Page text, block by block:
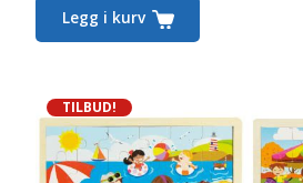
Legg i kurv
TILBUD!